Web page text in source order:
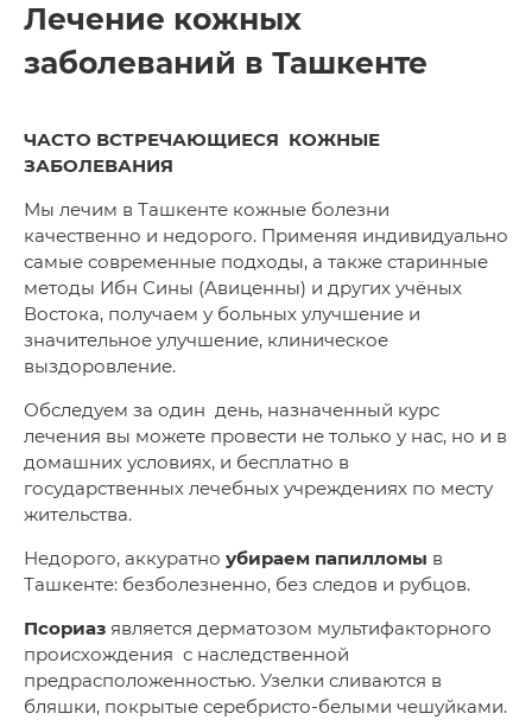
Лечение кожных
заболеваний в Ташкенте
ЧАСТО ВСТРЕЧАЮЩИЕСЯ КОЖНЫЕ
ЗАБОЛЕВАНИЯ
Мы лечим в Ташкенте кожные болезни
качественно и недорого. Применяя индивидуально
самые современные подходы, а также старинные
методы Ибн Сины (Авиценны) и других учёных
Востока, получаем у больных улучшение и
значительное улучшение, клиническое
выздоровление.
Обследуем за один день, назначенный курс
лечения вы можете провести не только у нас, но и в
домашних условиях, и бесплатно в
государственных лечебных учреждениях по месту
жительства.
Недорого, аккуратно убираем папилломы в
Ташкенте: безболезненно, без следов и рубцов.
Псориаз является дерматозом мультифакторного
происхождения с наследственной
предрасположенностью. Узелки сливаются в
бляшки, покрытые серебристо-белыми чешуйками.